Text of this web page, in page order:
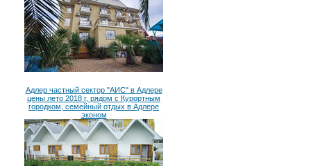
Адлер частный сектор "АИС" в Адлере
цены лето 2018 г, рядом с Курортным
городком, семейный отдых в Адлере
эконом